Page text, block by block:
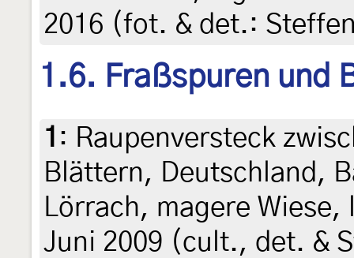
2016 (fot. & det.:
1.6. Fraßspuren und
1 : Raupenversteck
Blättern, Deutschland,
Lörrach, magere
Juni 2009 (cult., det. &